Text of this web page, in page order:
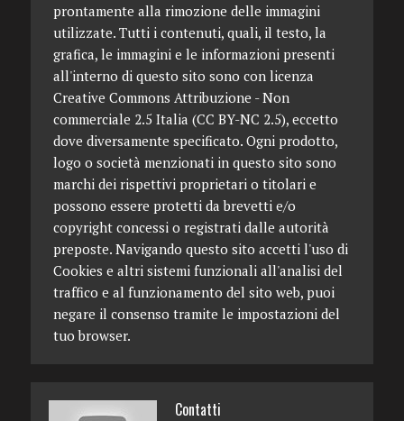
prontamente alla rimozione delle immagini
utilizzate. Tutti i contenuti, quali, il testo, la
grafica, le immagini e le informazioni presenti
all'interno di questo sito sono con licenza
Creative Commons Attribuzione - Non
commerciale 2.5 Italia (CC BY-NC 2.5), eccetto
dove diversamente specificato. Ogni prodotto,
logo o società menzionati in questo sito sono
marchi dei rispettivi proprietari o titolari e
possono essere protetti da brevetti e/o
copyright concessi o registrati dalle autorità
preposte. Navigando questo sito accetti l'uso di
Cookies e altri sistemi funzionali all'analisi del
traffico e al funzionamento del sito web, puoi
negare il consenso tramite le impostazioni del
tuo browser.
Contatti